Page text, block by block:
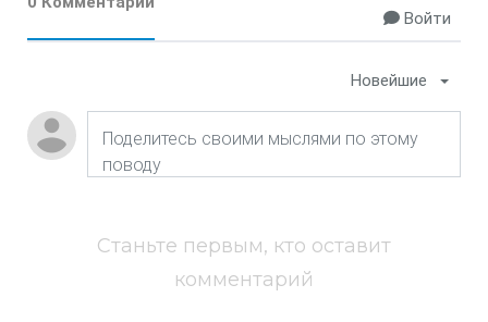
Войти
Новейшие
Станьте первым, кто оставит
комментарий